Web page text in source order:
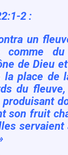
2 :
un
comme
de Dieu et
la place de
du
son fruit
servaient